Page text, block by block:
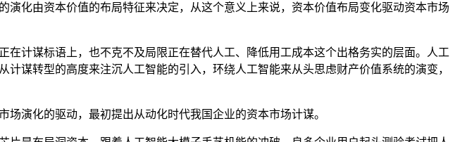
化由资本价值的布局特征来决定，从这个意义上来说，资本价值布局变化驱动资本市场
计谋标语上，也不克不及局限正在替代人工、降低用工成本这个出格务实的层面。人工
谋转型的高度来注沉人工智能的引入，环绕人工智能来从头思虑财产价值系统的演变，
演化的驱动，最初提出从动化时代我国企业的资本市场计谋。